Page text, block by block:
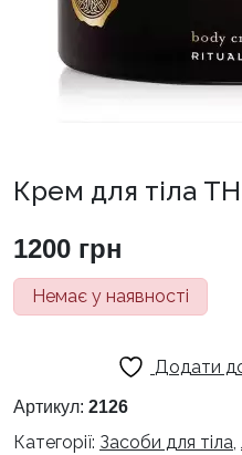
Крем для тіла
1200 грн
Немає у наявності
Додати
Артикул: 2126
Категорії: Засоби для тіла,